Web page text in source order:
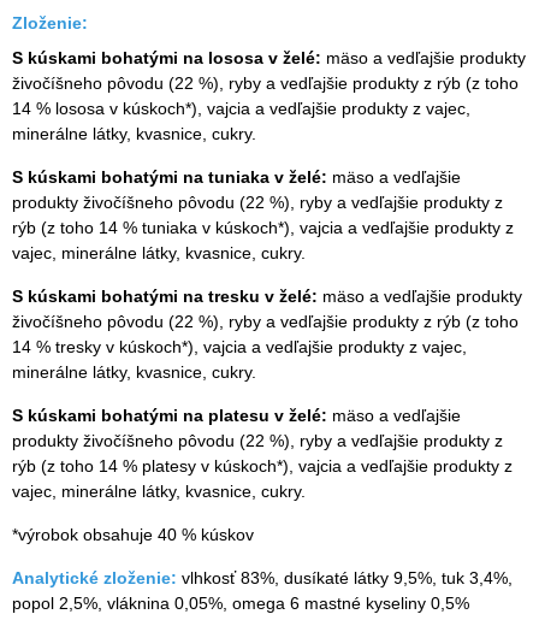
Zloženie:
S kúskami bohatými na lososa v želé: mäso a vedľajšie produkty
živočíšneho pôvodu (22 %), ryby a vedľajšie produkty z rýb (z toho
14 % lososa v kúskoch*), vajcia a vedľajšie produkty z vajec,
minerálne látky, kvasnice, cukry.
S kúskami bohatými na tuniaka v želé: mäso a vedľajšie
produkty živočíšneho pôvodu (22 %), ryby a vedľajšie produkty z
rýb (z toho 14 % tuniaka v kúskoch*), vajcia a vedľajšie produkty z
vajec, minerálne látky, kvasnice, cukry.
S kúskami bohatými na tresku v želé: mäso a vedľajšie produkty
živočíšneho pôvodu (22 %), ryby a vedľajšie produkty z rýb (z toho
14 % tresky v kúskoch*), vajcia a vedľajšie produkty z vajec,
minerálne látky, kvasnice, cukry.
S kúskami bohatými na platesu v želé: mäso a vedľajšie
produkty živočíšneho pôvodu (22 %), ryby a vedľajšie produkty z
rýb (z toho 14 % platesy v kúskoch*), vajcia a vedľajšie produkty z
vajec, minerálne látky, kvasnice, cukry.
*výrobok obsahuje 40 % kúskov
Analytické zloženie: vlhkosť 83%, dusíkaté látky 9,5%, tuk 3,4%,
popol 2,5%, vláknina 0,05%, omega 6 mastné kyseliny 0,5%